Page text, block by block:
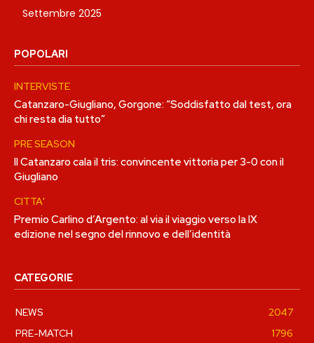
Settembre 2025
POPOLARI
INTERVISTE
Catanzaro-Giugliano, Gorgone: “Soddisfatto dal test, ora
chi resta dia tutto”
PRE SEASON
Il Catanzaro cala il tris: convincente vittoria per 3-0 con il
Giugliano
CITTA'
Premio Carlino d’Argento: al via il viaggio verso la IX
edizione nel segno del rinnovo e dell’identità
CATEGORIE
NEWS
2047
PRE-MATCH
1796